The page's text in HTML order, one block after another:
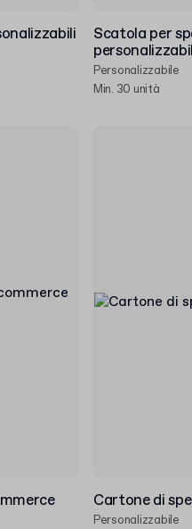
Scatola per
Personalizzabile
Min. 30 unità
Cartone di
Personalizzabile